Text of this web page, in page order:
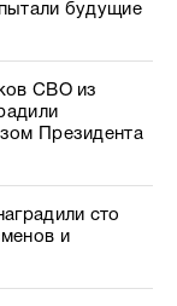
будущие
СВО из
Президента
сто
и